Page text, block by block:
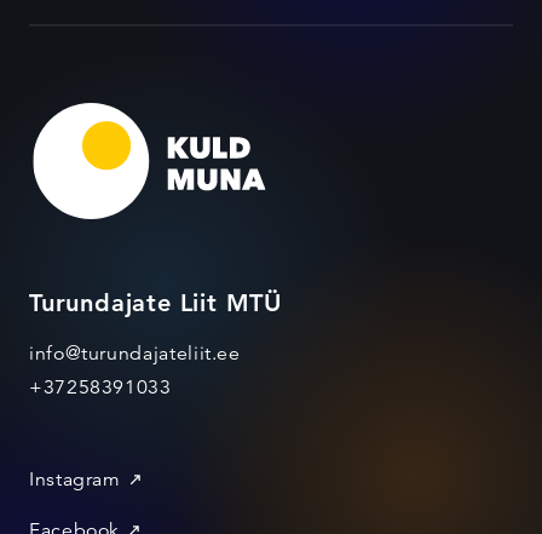
Turundajate Liit MTÜ
info@turundajateliit.ee
+37258391033
Instagram